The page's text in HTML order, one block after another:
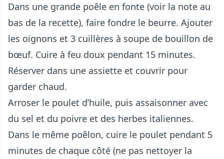
Dans une grande poêle en fonte (voir la note au
bas de la recette), faire fondre le beurre. Ajouter
les oignons et 3 cuillères à soupe de bouillon de
bœuf. Cuire à feu doux pendant 15 minutes.
Réserver dans une assiette et couvrir pour
garder chaud.
Arroser le poulet d’huile, puis assaisonner avec
du sel et du poivre et des herbes italiennes.
Dans le même poêlon, cuire le poulet pendant 5
minutes de chaque côté (ne pas nettoyer la